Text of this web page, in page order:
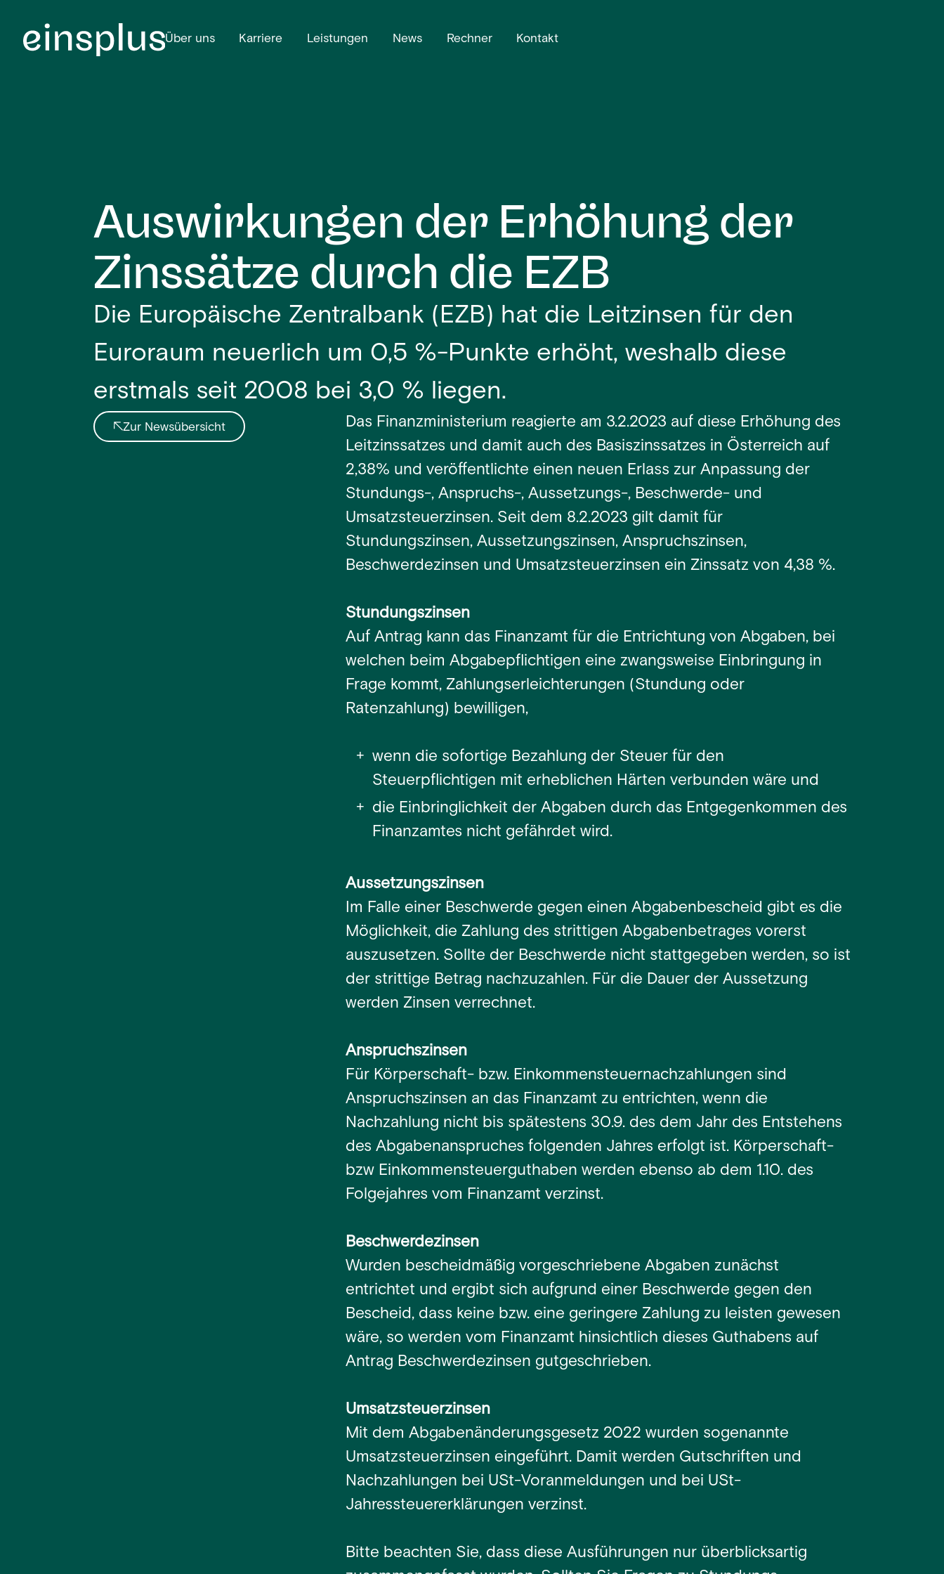
Über uns Karriere Leistungen News Rechner Kontakt
Auswirkungen der Erhöhung der
Zinssätze durch die EZB
Die Europäische Zentralbank (EZB) hat die Leitzinsen für den
Euroraum neuerlich um 0,5 %-Punkte erhöht, weshalb diese
erstmals seit 2008 bei 3,0 % liegen.
Zur Newsübersicht
Das Finanzministerium reagierte am 3.2.2023 auf diese Erhöhung des
Leitzinssatzes und damit auch des Basiszinssatzes in Österreich auf
2,38% und veröffentlichte einen neuen Erlass zur Anpassung der
Stundungs-, Anspruchs-, Aussetzungs-, Beschwerde- und
Umsatzsteuerzinsen. Seit dem 8.2.2023 gilt damit für
Stundungszinsen, Aussetzungszinsen, Anspruchszinsen,
Beschwerdezinsen und Umsatzsteuerzinsen ein Zinssatz von 4,38 %.
Stundungszinsen
Auf Antrag kann das Finanzamt für die Entrichtung von Abgaben, bei
welchen beim Abgabepflichtigen eine zwangsweise Einbringung in
Frage kommt, Zahlungserleichterungen (Stundung oder
Ratenzahlung) bewilligen,
wenn die sofortige Bezahlung der Steuer für den
Steuerpflichtigen mit erheblichen Härten verbunden wäre und
die Einbringlichkeit der Abgaben durch das Entgegenkommen des
Finanzamtes nicht gefährdet wird.
Aussetzungszinsen
Im Falle einer Beschwerde gegen einen Abgabenbescheid gibt es die
Möglichkeit, die Zahlung des strittigen Abgabenbetrages vorerst
auszusetzen. Sollte der Beschwerde nicht stattgegeben werden, so ist
der strittige Betrag nachzuzahlen. Für die Dauer der Aussetzung
werden Zinsen verrechnet.
Anspruchszinsen
Für Körperschaft- bzw. Einkommensteuernachzahlungen sind
Anspruchszinsen an das Finanzamt zu entrichten, wenn die
Nachzahlung nicht bis spätestens 30.9. des dem Jahr des Entstehens
des Abgabenanspruches folgenden Jahres erfolgt ist. Körperschaft-
bzw Einkommensteuerguthaben werden ebenso ab dem 1.10. des
Folgejahres vom Finanzamt verzinst.
Beschwerdezinsen
Wurden bescheidmäßig vorgeschriebene Abgaben zunächst
entrichtet und ergibt sich aufgrund einer Beschwerde gegen den
Bescheid, dass keine bzw. eine geringere Zahlung zu leisten gewesen
wäre, so werden vom Finanzamt hinsichtlich dieses Guthabens auf
Antrag Beschwerdezinsen gutgeschrieben.
Umsatzsteuerzinsen
Mit dem Abgabenänderungsgesetz 2022 wurden sogenannte
Umsatzsteuerzinsen eingeführt. Damit werden Gutschriften und
Nachzahlungen bei USt-Voranmeldungen und bei USt-
Jahressteuererklärungen verzinst.
Bitte beachten Sie, dass diese Ausführungen nur überblicksartig